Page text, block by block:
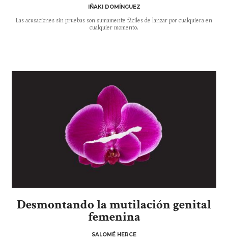
IÑAKI DOMÍNGUEZ
Las acusaciones sin pruebas son sumamente fáciles de lanzar por cualquiera en
cualquier momento.
Desmontando la mutilación genital
femenina
SALOMÉ HERCE